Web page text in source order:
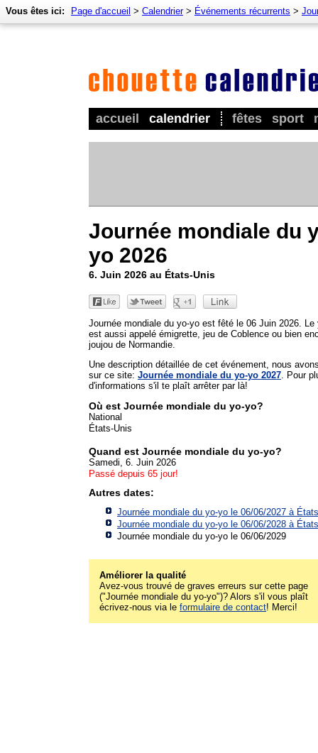
accueil calendrier fêtes sport
Vous êtes ici: Page d'accueil > Calendrier> Événements récurrents >
Journée mondiale du
yo 2026
6. Juin 2026 au États-Unis
Journée mondiale du yo-yo est fêté le 06 Juin 2026. Le
est aussi appelé émigrette, jeu de Coblence ou bien
joujou de Normandie.
Une description détaillée de cet événement, nous
sur ce site: Journée mondiale du yo-yo 2027 . Pour
d'informations s'il te plaît arrêter par là!
Où est Journée mondiale du yo-yo?
National
États-Unis
Quand est Journée mondiale du yo-yo?
Samedi, 6. Juin 2026
Passé depuis 65 jour!
Autres dates:
Journée mondiale du yo-yo le 06/06/2027 à
Journée mondiale du yo-yo le 06/06/2028 à
Journée mondiale du yo-yo le 06/06/2029
Améliorer la qualité
Avez-vous trouvé de graves erreurs sur cette page
("Journée mondiale du yo-yo")? Alors s'il vous plaît
écrivez-nous via le formulaire de contact! Merci!